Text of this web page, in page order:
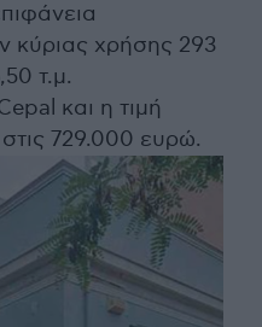
χρήσης 293
τ.μ.
και η τιμή
στις 729.000 ευρώ.